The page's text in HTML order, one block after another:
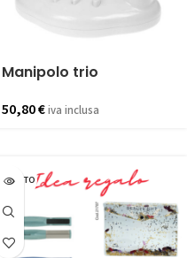
Manipolo trio
50,80€iva inclusa
ESAURITO